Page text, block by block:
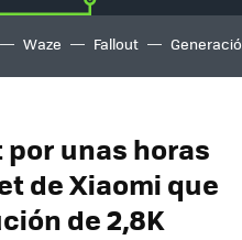
Waze Fallout
unas horas
de Xiaomi que
de 2,8K